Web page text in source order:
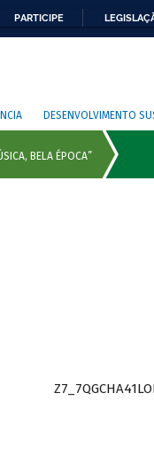
PARTICIPE
DESENVOLVIMENTO